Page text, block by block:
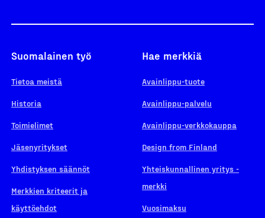
Suomalainen työ
Tietoa meistä
Historia
Toimielimet
Jäsenyritykset
Yhdistyksen säännöt
Merkkien kriteerit ja
käyttöehdot
Hae merkkiä
Avainlippu-tuote
Avainlippu-palvelu
Avainlippu-verkkokauppa
Design from Finland
Yhteiskunnallinen yritys -
merkki
Vuosimaksu